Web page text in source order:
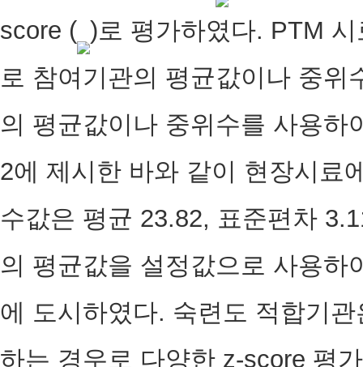
score ( )로 평가하였다. PTM
로 참여기관의 평균값이나 중
의 평균값이나 중위수를 사용하
2에 제시한 바와 같이 현장시료
수값은 평균 23.82, 표준편차
의 평균값을 설정값으로 사용
에 도시하였다. 숙련도 적합기
하는 경우로 다양한 z-score 평